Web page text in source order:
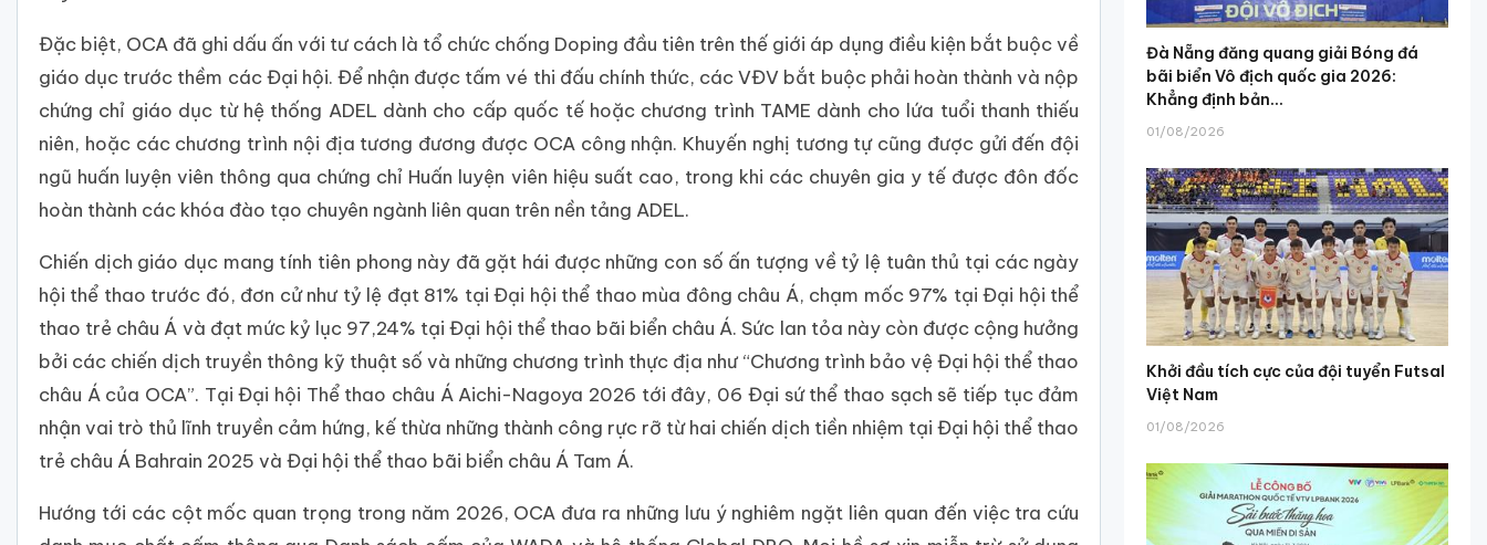
Đặc biệt, OCA đã ghi dấu ấn với tư cách là tổ chức chống Doping đầu tiên trên thế giới áp dụng điều kiện bắt buộc về
giáo dục trước thềm các Đại hội. Để nhận được tấm vé thi đấu chính thức, các VĐV bắt buộc phải hoàn thành và nộp
chứng chỉ giáo dục từ hệ thống ADEL dành cho cấp quốc tế hoặc chương trình TAME dành cho lứa tuổi thanh thiếu
niên, hoặc các chương trình nội địa tương đương được OCA công nhận. Khuyến nghị tương tự cũng được gửi đến đội
ngũ huấn luyện viên thông qua chứng chỉ Huấn luyện viên hiệu suất cao, trong khi các chuyên gia y tế được đôn đốc
hoàn thành các khóa đào tạo chuyên ngành liên quan trên nền tảng ADEL.
Chiến dịch giáo dục mang tính tiên phong này đã gặt hái được những con số ấn tượng về tỷ lệ tuân thủ tại các ngày
hội thể thao trước đó, đơn cử như tỷ lệ đạt 81% tại Đại hội thể thao mùa đông châu Á, chạm mốc 97% tại Đại hội thể
thao trẻ châu Á và đạt mức kỷ lục 97,24% tại Đại hội thể thao bãi biển châu Á. Sức lan tỏa này còn được cộng hưởng
bởi các chiến dịch truyền thông kỹ thuật số và những chương trình thực địa như “Chương trình bảo vệ Đại hội thể thao
châu Á của OCA”. Tại Đại hội Thể thao châu Á Aichi-Nagoya 2026 tới đây, 06 Đại sứ thể thao sạch sẽ tiếp tục đảm
nhận vai trò thủ lĩnh truyền cảm hứng, kế thừa những thành công rực rỡ từ hai chiến dịch tiền nhiệm tại Đại hội thể thao
trẻ châu Á Bahrain 2025 và Đại hội thể thao bãi biển châu Á Tam Á.
Hướng tới các cột mốc quan trọng trong năm 2026, OCA đưa ra những lưu ý nghiêm ngặt liên quan đến việc tra cứu
Đà Nẵng đăng quang giải Bóng đá
bãi biển Vô địch quốc gia 2026:
Khẳng định bản...
01/08/2026
Khởi đầu tích cực của đội tuyển Futsal
Việt Nam
01/08/2026